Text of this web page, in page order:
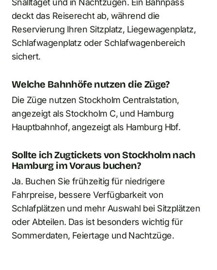
Snälltåget und in Nachtzügen. Ein Bahnpass
deckt das Reiserecht ab, während die
Reservierung Ihren Sitzplatz, Liegewagenplatz,
Schlafwagenplatz oder Schlafwagenbereich
sichert.
Welche Bahnhöfe nutzen die Züge?
Die Züge nutzen Stockholm Centralstation,
angezeigt als Stockholm C, und Hamburg
Hauptbahnhof, angezeigt als Hamburg Hbf.
Sollte ich Zugtickets von Stockholm nach
Hamburg im Voraus buchen?
Ja. Buchen Sie frühzeitig für niedrigere
Fahrpreise, bessere Verfügbarkeit von
Schlafplätzen und mehr Auswahl bei Sitzplätzen
oder Abteilen. Das ist besonders wichtig für
Sommerdaten, Feiertage und Nachtzüge.